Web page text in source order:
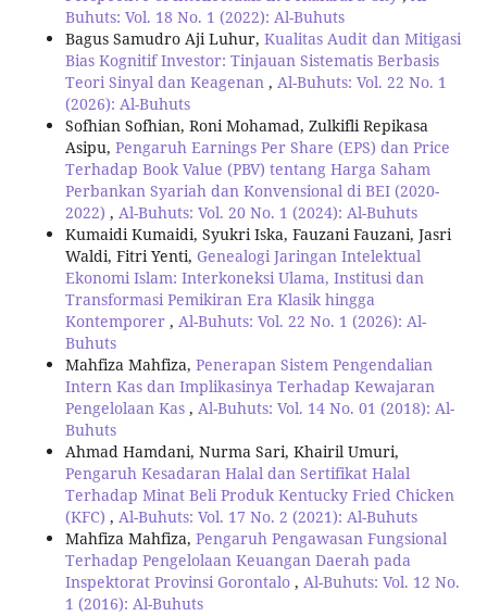
Buhuts: Vol. 18 No. 1 (2022): Al-Buhuts
Bagus Samudro Aji Luhur, Kualitas Audit dan Mitigasi
Bias Kognitif Investor: Tinjauan Sistematis Berbasis
Teori Sinyal dan Keagenan , Al-Buhuts: Vol. 22 No. 1
(2026): Al-Buhuts
Sofhian Sofhian, Roni Mohamad, Zulkifli Repikasa
Asipu, Pengaruh Earnings Per Share (EPS) dan Price
Terhadap Book Value (PBV) tentang Harga Saham
Perbankan Syariah dan Konvensional di BEI (2020-
2022) , Al-Buhuts: Vol. 20 No. 1 (2024): Al-Buhuts
Kumaidi Kumaidi, Syukri Iska, Fauzani Fauzani, Jasri
Waldi, Fitri Yenti, Genealogi Jaringan Intelektual
Ekonomi Islam: Interkoneksi Ulama, Institusi dan
Transformasi Pemikiran Era Klasik hingga
Kontemporer , Al-Buhuts: Vol. 22 No. 1 (2026): Al-
Buhuts
Mahfiza Mahfiza, Penerapan Sistem Pengendalian
Intern Kas dan Implikasinya Terhadap Kewajaran
Pengelolaan Kas , Al-Buhuts: Vol. 14 No. 01 (2018): Al-
Buhuts
Ahmad Hamdani, Nurma Sari, Khairil Umuri,
Pengaruh Kesadaran Halal dan Sertifikat Halal
Terhadap Minat Beli Produk Kentucky Fried Chicken
(KFC) , Al-Buhuts: Vol. 17 No. 2 (2021): Al-Buhuts
Mahfiza Mahfiza, Pengaruh Pengawasan Fungsional
Terhadap Pengelolaan Keuangan Daerah pada
Inspektorat Provinsi Gorontalo , Al-Buhuts: Vol. 12 No.
1 (2016): Al-Buhuts